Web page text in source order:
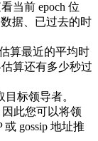
当前 epoch 位
据、已过去的时
算最近的平均时
算还有多少秒过
目标领导者。
此您可以将领
gossip 地址推